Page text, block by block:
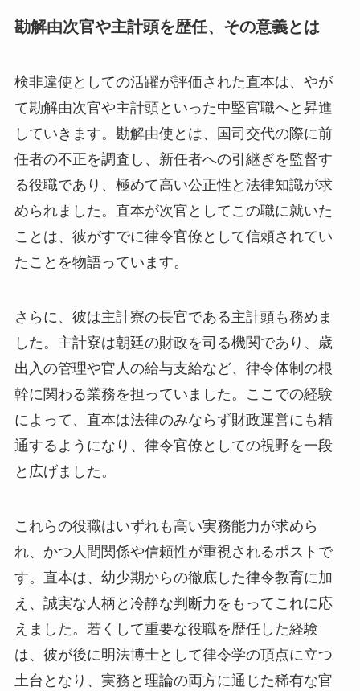
勘解由次官や主計頭を歴任、その意義とは
検非違使としての活躍が評価された直本は、やが
て勘解由次官や主計頭といった中堅官職へと昇進
していきます。勘解由使とは、国司交代の際に前
任者の不正を調査し、新任者への引継ぎを監督す
る役職であり、極めて高い公正性と法律知識が求
められました。直本が次官としてこの職に就いた
ことは、彼がすでに律令官僚として信頼されてい
たことを物語っています。
さらに、彼は主計寮の長官である主計頭も務めま
した。主計寮は朝廷の財政を司る機関であり、歳
出入の管理や官人の給与支給など、律令体制の根
幹に関わる業務を担っていました。ここでの経験
によって、直本は法律のみならず財政運営にも精
通するようになり、律令官僚としての視野を一段
と広げました。
これらの役職はいずれも高い実務能力が求めら
れ、かつ人間関係や信頼性が重視されるポストで
す。直本は、幼少期からの徹底した律令教育に加
え、誠実な人柄と冷静な判断力をもってこれに応
えました。若くして重要な役職を歴任した経験
は、彼が後に明法博士として律令学の頂点に立つ
土台となり、実務と理論の両方に通じた稀有な官